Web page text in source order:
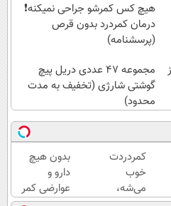
هیچ کس کمرشو جراحی نمیکنه❗
درمان کمردرد بدون قرص
(پرسشنامه)
مجموعه 47 عددی دریل پیچ
گوشتی شارژی (تخفیف به مدت
محدود)
کمردردت
خوب
می‌شه،
بدون هیچ
دارو و
عوارضی کمر